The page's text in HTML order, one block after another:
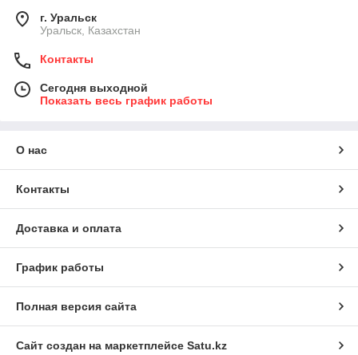
г. Уральск
Уральск, Казахстан
Контакты
Сегодня выходной
Показать весь график работы
О нас
Контакты
Доставка и оплата
График работы
Полная версия сайта
Сайт создан на маркетплейсе Satu.kz